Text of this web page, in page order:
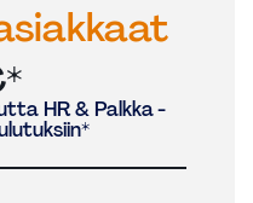
HR & Palkka -